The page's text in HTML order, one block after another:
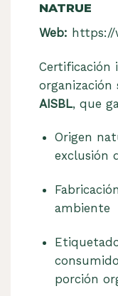
NATRUE
Web: https://
Certificación
AISBL, que
Origen
exclusión
ambiente
porción